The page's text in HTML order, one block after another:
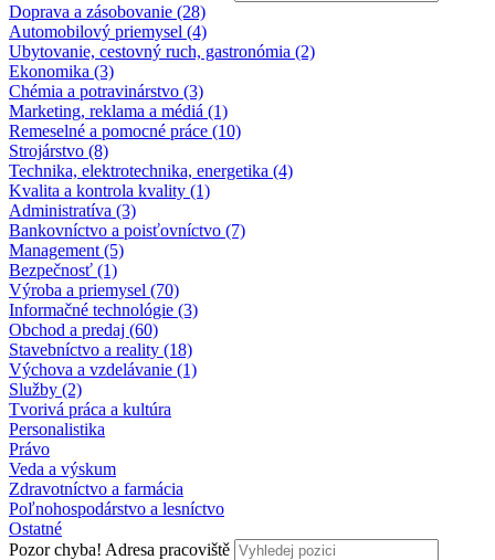
Doprava a zásobovanie (28)
Automobilový priemysel (4)
Ubytovanie, cestovný ruch, gastronómia (2)
Ekonomika (3)
Chémia a potravinárstvo (3)
Marketing, reklama a médiá (1)
Remeselné a pomocné práce (10)
Strojárstvo (8)
Technika, elektrotechnika, energetika (4)
Kvalita a kontrola kvality (1)
Administratíva (3)
Bankovníctvo a poisťovníctvo (7)
Management (5)
Bezpečnosť (1)
Výroba a priemysel (70)
Informačné technológie (3)
Obchod a predaj (60)
Stavebníctvo a reality (18)
Výchova a vzdelávanie (1)
Služby (2)
Tvorivá práca a kultúra
Personalistika
Právo
Veda a výskum
Zdravotníctvo a farmácia
Poľnohospodárstvo a lesníctvo
Ostatné
Pozor chyba! Adresa pracoviště